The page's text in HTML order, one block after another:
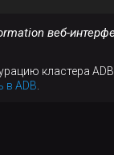
веб-
кластера
в ADB